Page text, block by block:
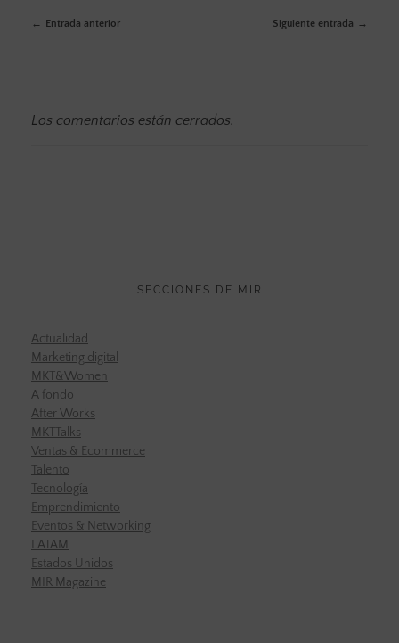
Entrada anterior Siguiente entrada
Los comentarios están cerrados.
SECCIONES DE MIR
Actualidad
Marketing digital
MKT&Women
A fondo
After Works
MKTTalks
Ventas & Ecommerce
Talento
Tecnología
Emprendimiento
Eventos & Networking
LATAM
Estados Unidos
MIR Magazine